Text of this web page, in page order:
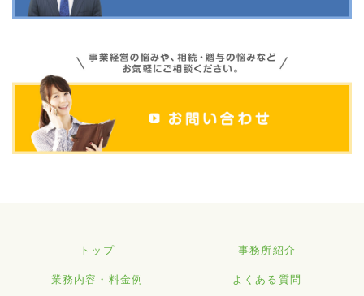
トップ
事務所紹介
業務内容・料金例
よくある質問